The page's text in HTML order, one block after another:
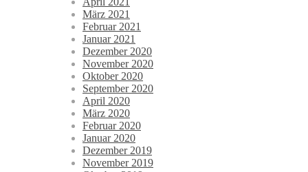
März 2021
Februar 2021
Januar 2021
Dezember 2020
November 2020
Oktober 2020
September 2020
April 2020
März 2020
Februar 2020
Januar 2020
Dezember 2019
November 2019